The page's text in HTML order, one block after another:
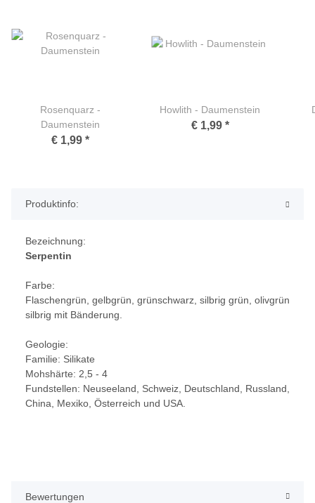
Produktinfo:
Bezeichnung:
Serpentin
Farbe:
Flaschengrün, gelbgrün, grünschwarz, silbrig grün, olivgrün
silbrig mit Bänderung.
Geologie:
Familie: Silikate
Mohshärte: 2,5 - 4
Fundstellen: Neuseeland, Schweiz, Deutschland, Russland,
China, Mexiko, Österreich und USA.
Bewertungen
Rosenquarz -
Daumenstein
€ 1,99 *
Howlith - Daumenstein
€ 1,99 *